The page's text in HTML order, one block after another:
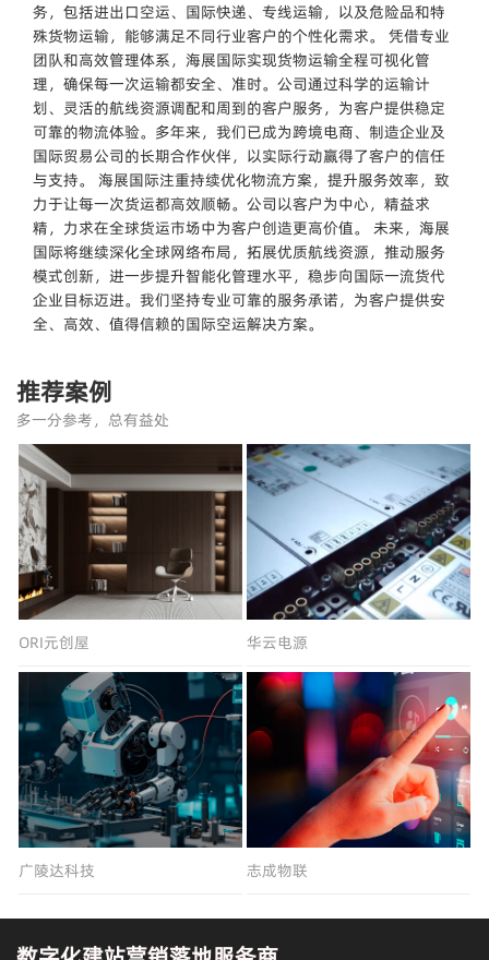
务，包括进出口空运、国际快递、专线运输，以及危险品和特
殊货物运输，能够满足不同行业客户的个性化需求。 凭借专业
团队和高效管理体系，海展国际实现货物运输全程可视化管
理，确保每一次运输都安全、准时。公司通过科学的运输计
划、灵活的航线资源调配和周到的客户服务，为客户提供稳定
可靠的物流体验。多年来，我们已成为跨境电商、制造企业及
国际贸易公司的长期合作伙伴，以实际行动赢得了客户的信任
与支持。 海展国际注重持续优化物流方案，提升服务效率，致
力于让每一次货运都高效顺畅。公司以客户为中心，精益求
精，力求在全球货运市场中为客户创造更高价值。 未来，海展
国际将继续深化全球网络布局，拓展优质航线资源，推动服务
模式创新，进一步提升智能化管理水平，稳步向国际一流货代
企业目标迈进。我们坚持专业可靠的服务承诺，为客户提供安
全、高效、值得信赖的国际空运解决方案。
推荐案例
多一分参考，总有益处
ORI元创屋 华云电源
广陵达科技 志成物联